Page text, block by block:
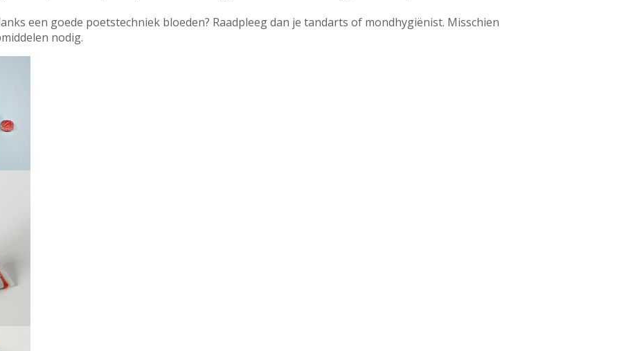
een goede poetstechniek bloeden? Raadpleeg dan je tandarts of mondhygiënist. Misschien
nodig.